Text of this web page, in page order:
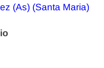
(As) (Santa Maria)